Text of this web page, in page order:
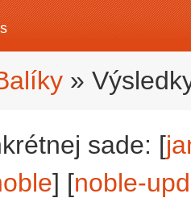
»
sade: [
] [noble-